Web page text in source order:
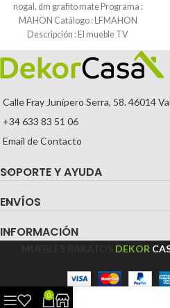
nogal, dm grafito mate Programa :
MAHON Catálogo : LFMAHON
Descripción : El mueble TV
Calle Fray Junípero Serra, 58. 46014
+34 633 83 51 06
Email de Contacto
SOPORTE Y AYUDA
ENVÍOS
INFORMACIÓN
DEKOR
0